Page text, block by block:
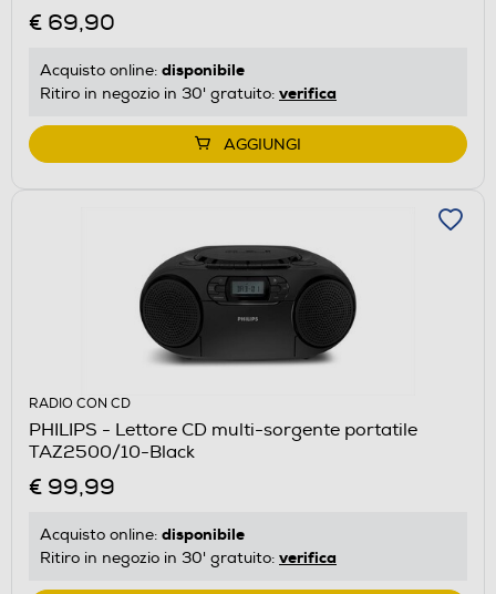
€ 69,90
Acquisto online: disponibile
Ritiro in negozio in 30' gratuito: verifica
AGGIUNGI
RADIO CON CD
PHILIPS - Lettore CD multi-sorgente portatile
TAZ2500/10-Black
€ 99,99
Acquisto online: disponibile
Ritiro in negozio in 30' gratuito: verifica